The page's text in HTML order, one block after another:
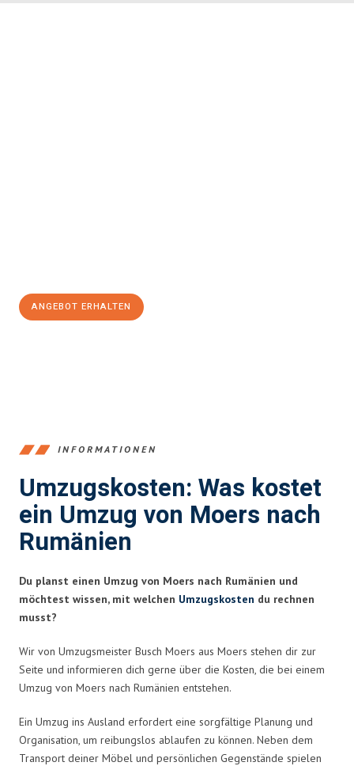
ANGEBOT ERHALTEN
INFORMATIONEN
Umzugskosten: Was kostet
ein Umzug von Moers nach
Rumänien
Du planst einen Umzug von Moers nach Rumänien und
möchtest wissen, mit welchen Umzugskosten du rechnen
musst?
Wir von Umzugsmeister Busch Moers aus Moers stehen dir zur
Seite und informieren dich gerne über die Kosten, die bei einem
Umzug von Moers nach Rumänien entstehen.
Ein Umzug ins Ausland erfordert eine sorgfältige Planung und
Organisation, um reibungslos ablaufen zu können. Neben dem
Transport deiner Möbel und persönlichen Gegenstände spielen